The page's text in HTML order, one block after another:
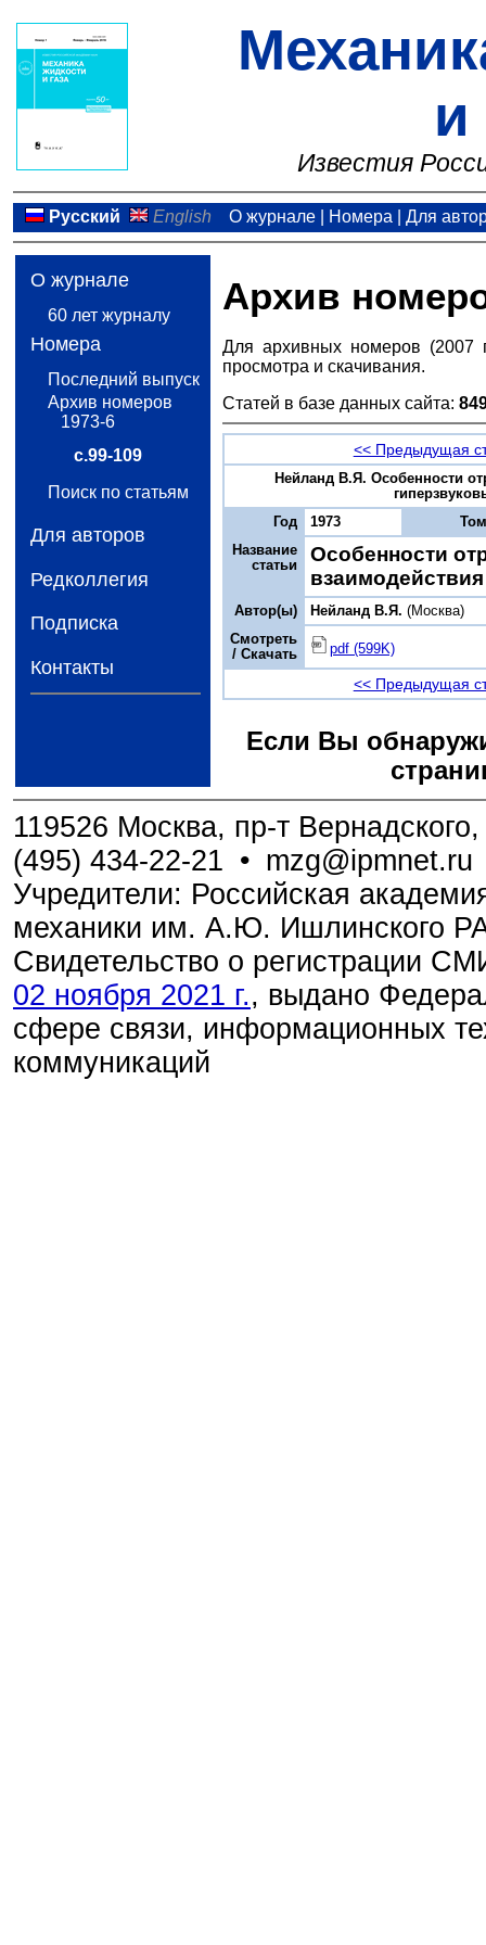
и
Известия
Русский English О журнале| Номера Для
О журнале
60 лет журналу
Номера
Последний выпуск
Архив номеров
1973-6
с.99-109
Поиск по статьям
Для авторов
Редколлегия
Подписка
Контакты
Архив
Для архивных номеров (2007
просмотра и скачивания.
Статей в базе данных сайта:
<< Предыдущая
Нейланд В.Я. Особенности
Год
1973
Название
статьи
Особенности
Автор(ы) Нейланд В.Я. (Москва)
Смотреть
/ Скачать
pdf (599K)
<< Предыдущая
Если Вы
119526 Москва, пр-т
(495) 434-22-21 • mzg@ipmnet.ru
Учредители: Российская
механики им. А.Ю. Ишлинского
Свидетельство о регистрации
02 ноября 2021 г., выдано
сфере связи, информационных
коммуникаций